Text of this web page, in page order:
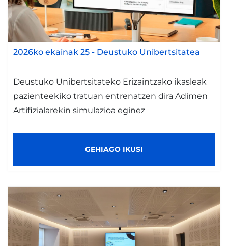
2026ko ekainak 25 - Deustuko Unibertsitatea
Deustuko Unibertsitateko Erizaintzako ikasleak
pazienteekiko tratuan entrenatzen dira Adimen
Artifizialarekin simulazioa eginez
GEHIAGO IKUSI